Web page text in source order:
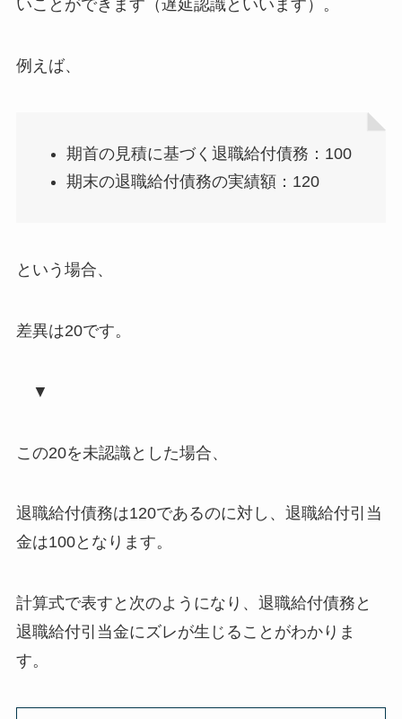
いことができます （遅延認識といいます）。
例えば、
期首の見積に基づく退職給付債務：100
期末の退職給付債務の実績額：120
という場合、
差異は20です。
▼
この20を未認識とした場合、
退職給付債務は120であるのに対し、 退職給付引当
金は100となります。
計算式で表すと次のようになり、退職給付債務と
退職給付引当金にズレが生じることがわかりま
す。